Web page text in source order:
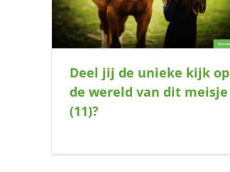
Deel jij de unieke kijk op
de wereld van dit meisje
(11)?